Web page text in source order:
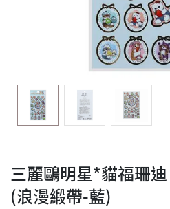
三麗鷗明星*貓福珊
(浪漫緞帶-藍)